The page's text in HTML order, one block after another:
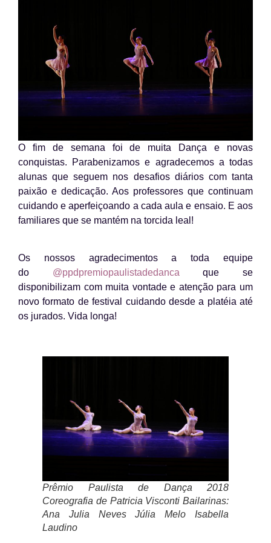
O fim de semana foi de muita Dança e novas
conquistas. Parabenizamos e agradecemos a todas
alunas que seguem nos desafios diários com tanta
paixão e dedicação. Aos professores que continuam
cuidando e aperfeiçoando a cada aula e ensaio. E aos
familiares que se mantém na torcida leal!
Os nossos agradecimentos a toda equipe
do @ppdpremiopaulistadedanca que se
disponibilizam com muita vontade e atenção para um
novo formato de festival cuidando desde a platéia até
os jurados. Vida longa!
Prêmio Paulista de Dança 2018
Coreografia de Patricia Visconti Bailarinas:
Ana Julia Neves Júlia Melo Isabella
Laudino